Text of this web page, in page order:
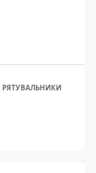
РЯТУВАЛЬНИКИ